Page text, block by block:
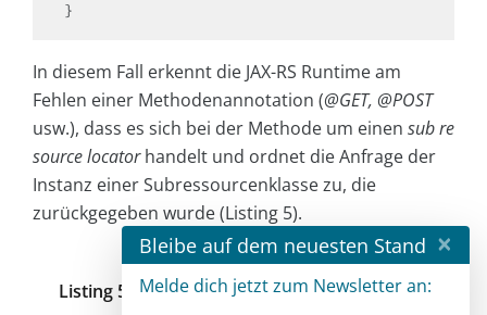
In diesem Fall erkennt die JAX-RS Runtime am
Fehlen einer Methodenannotation (@GET, @POST
usw.), dass es sich bei der Methode um einen sub re
source locatorhandelt und ordnet die Anfrage der
Instanz einer Subressourcenklasse zu, die
zurückgegeben wurde (Listing 5).
Listing 5: Subressourcenklasse
Bleibe auf dem neuesten Stand ×
Melde dich jetzt zum Newsletter an: